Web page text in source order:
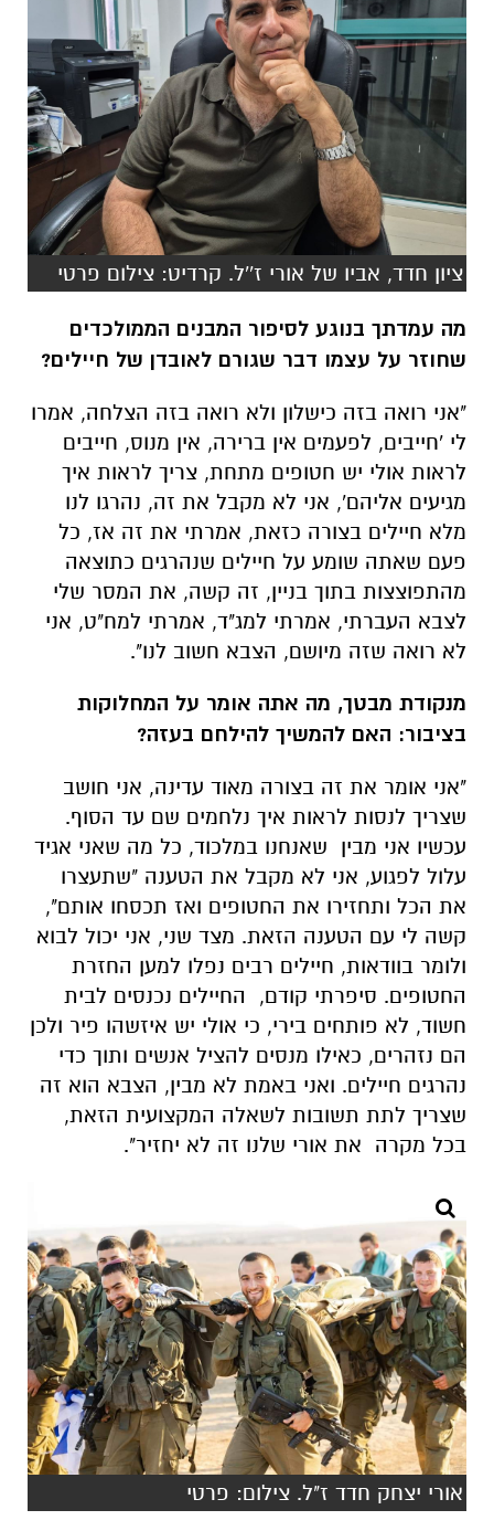
ציון חדד, אביו של אורי ז''ל. קרדיט: צילום פרטי
מה עמדתך בנוגע לסיפור המבנים הממולכדים
שחוזר על עצמו דבר שגורם לאובדן של חיילים?
"אני רואה בזה כישלון ולא רואה בזה הצלחה, אמרו
לי 'חייבים, לפעמים אין ברירה, אין מנוס, חייבים
לראות אולי יש חטופים מתחת, צריך לראות איך
מגיעים אליהם', אני לא מקבל את זה, נהרגו לנו
מלא חיילים בצורה כזאת, אמרתי את זה אז, כל
פעם שאתה שומע על חיילים שנהרגים כתוצאה
מהתפוצצות בתוך בניין, זה קשה, את המסר שלי
לצבא העברתי, אמרתי למג"ד, אמרתי למח"ט, אני
לא רואה שזה מיושם, הצבא חשוב לנו".
מנקודת מבטך, מה אתה אומר על המחלוקות
בציבור: האם להמשיך להילחם בעזה?
"אני אומר את זה בצורה מאוד עדינה, אני חושב
שצריך לנסות לראות איך נלחמים שם עד הסוף.
עכשיו אני מבין שאנחנו במלכוד, כל מה שאני אגיד
עלול לפגוע, אני לא מקבל את הטענה "שתעצרו
את הכל ותחזירו את החטופים ואז תכסחו אותם",
קשה לי עם הטענה הזאת. מצד שני, אני יכול לבוא
ולומר בוודאות, חיילים רבים נפלו למען החזרת
החטופים. סיפרתי קודם, החיילים נכנסים לבית
חשוד, לא פותחים בירי, כי אולי יש איזשהו פיר ולכן
הם נזהרים, כאילו מנסים להציל אנשים ותוך כדי
נהרגים חיילים. ואני באמת לא מבין, הצבא הוא זה
שצריך לתת תשובות לשאלה המקצועית הזאת,
בכל מקרה את אורי שלנו זה לא יחזיר".
אורי יצחק חדד ז"ל. צילום: פרטי